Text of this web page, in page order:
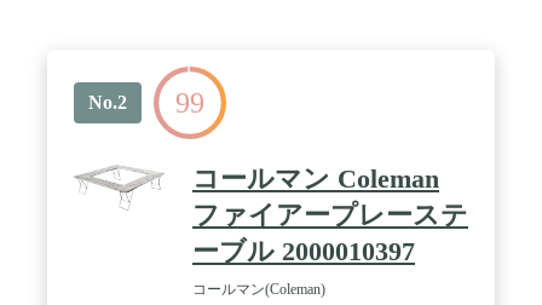
ルの高さは2段階に調節可能なので、ローポジショ
ンでグリルを囲めば椅子に座ってゆったり炉端スタ
イルで楽しむことも出来ます。 / 【ファミリーやグ
ループ使用に最適】幅約121cmとワイドな仕様とな
っているためファミリーやグループでの使用にに適
しています。 / 【収納性】付属のケースにコンパク
トに収納することができます。持ち運びに便利なハ
ンドル付きです。 / 【BBQテーブルサイズ】使用時:
約121 x 58 x 39/69(h) cm 収納時:約 61 x 58x 6.5 (h)
イズ】使用時:約86 x 40 x 23(h) cm 収納時:約43 x 40x
No.2 99
コールマン Coleman
ファイアープレーステ
ーブル 2000010397
コールマン(Coleman)